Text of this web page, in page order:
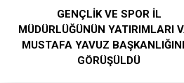
GENÇLİK VE SPOR İL
MÜDÜRLÜĞÜNÜN YATIRIMLARI
MUSTAFA YAVUZ
GÖRÜŞÜLDÜ